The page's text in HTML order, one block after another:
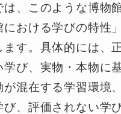
は、このような博物
における学びの特性
ます。具体的には、
学び、実物・本物に
が混在する学習環境
び、評価されない学